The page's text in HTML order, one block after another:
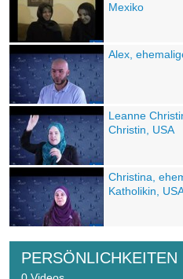
Mexiko
Alex,
Leanne
Christin, USA
Christina,
Katholikin,
PERSÖNLICHKEITEN